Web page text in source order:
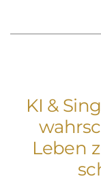
KI &
Leben